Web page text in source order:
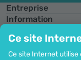
Ce site
Ce site Internet
Entreprise
Information
Assistance et